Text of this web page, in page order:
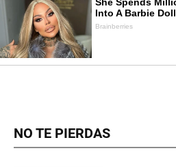
NO TE PIERDAS